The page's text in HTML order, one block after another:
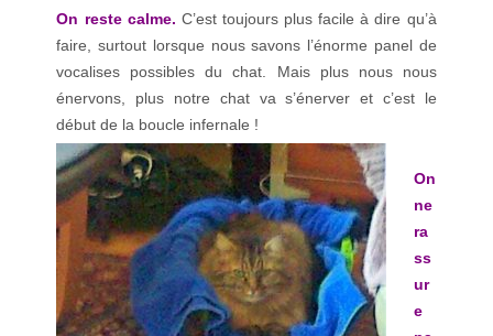
On reste calme. C’est toujours plus facile à dire qu’à
faire, surtout lorsque nous savons l’énorme panel de
vocalises possibles du chat. Mais plus nous nous
énervons, plus notre chat va s’énerver et c’est le
début de la boucle infernale !
On
ne
ra
ss
ur
e